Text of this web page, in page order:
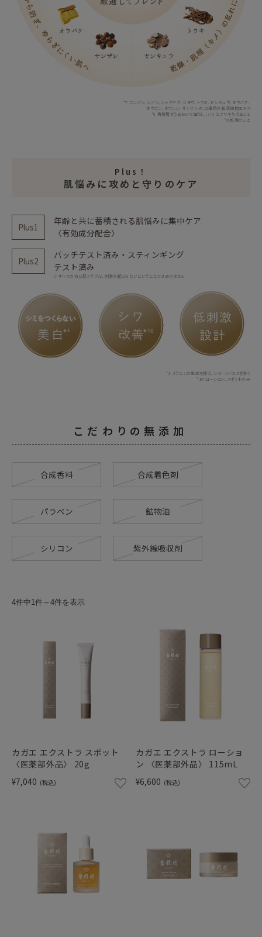
*7 ニンジン、レイシ、シャクヤク、ジオウ、トウキ、センキュウ、オウバク、
オウゴン、オウレン、サンザシ の10種類の和漢植物エキス
*8 角質層をうるおいで満たし、ハリとツヤを与えること
*9 乾燥のこと
Plus！
肌悩みに攻めと守りのケア
Plus1
年齢と共に蓄積される肌悩みに集中ケア
〈有効成分配合〉
Plus2
パッチテスト済み・スティンギング
テスト済み
※すべての方に肌トラブル､刺激が起こらないということではありません
*1 メラニンの生成を抑え、シミ・ソバカスを防ぐ
*10 ローション、スポットのみ
こだわりの無添加
合成香料 合成着色剤
パラベン 鉱物油
シリコン 紫外線吸収剤
4件中1件～4件を表示
カガエ エクストラ スポット
〈医薬部外品〉 20g
¥7,040 (税込)
カガエ エクストラ ローショ
ン 〈医薬部外品〉 115mL
¥6,600 (税込)